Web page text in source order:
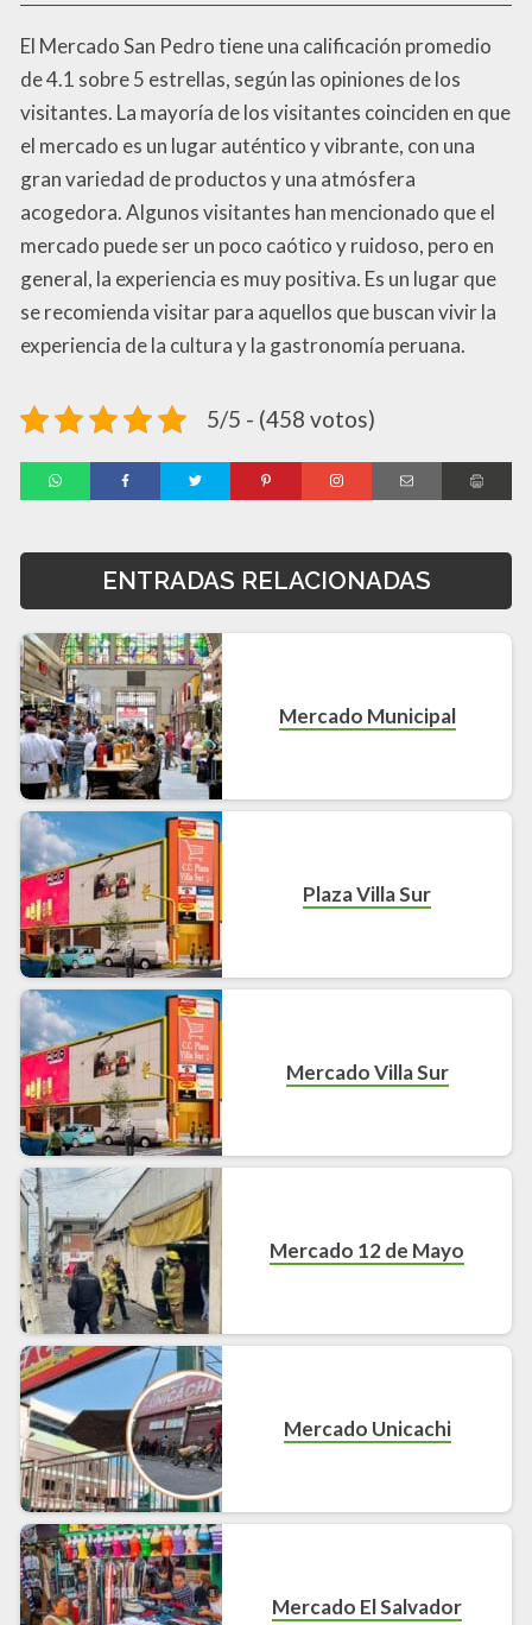
El Mercado San Pedro tiene una calificación promedio
de 4.1 sobre 5 estrellas, según las opiniones de los
visitantes. La mayoría de los visitantes coinciden en que
el mercado es un lugar auténtico y vibrante, con una
gran variedad de productos y una atmósfera
acogedora. Algunos visitantes han mencionado que el
mercado puede ser un poco caótico y ruidoso, pero en
general, la experiencia es muy positiva. Es un lugar que
se recomienda visitar para aquellos que buscan vivir la
experiencia de la cultura y la gastronomía peruana.
5/5 - (458 votos)
ENTRADAS RELACIONADAS
Mercado Municipal
Plaza Villa Sur
Mercado Villa Sur
Mercado 12 de Mayo
Mercado Unicachi
Mercado El Salvador